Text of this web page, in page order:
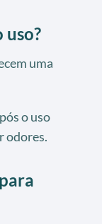
uso?
uma
o uso
odores.